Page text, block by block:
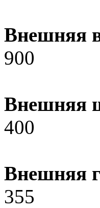
Внешняя
900
Внешняя
400
Внешняя
355